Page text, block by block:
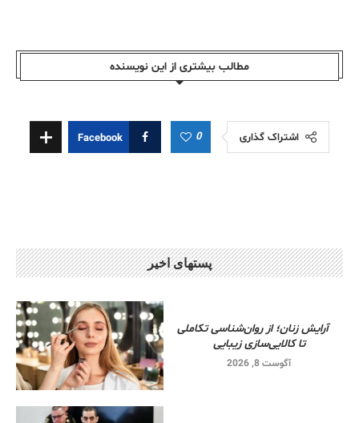
مطالب بیشتری از این نویسندە
اشتراک گذاری 0
Facebook
پستهای اخیر
آرایش زنان؛ از روان‌شناسی تکاملی
تا کالایی‌سازی زیبایی
آگوست 8, 2026